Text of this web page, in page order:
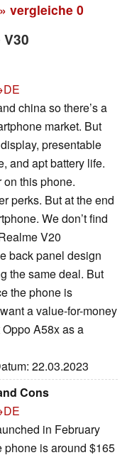
» vergleiche 0
china so there’s a
market. But
presentable
and apt battery life.
this phone.
perks. But at the end
We don’t find
V20
back panel design
the same deal. But
the phone is
a value-for-money
A58x as a
22.03.2023
Cons
in February
phone is around $165